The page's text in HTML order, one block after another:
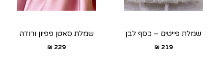
שמלת פייטים – כסף לבן
219
₪
שמלת סאטן פפיון ורודה
229
₪